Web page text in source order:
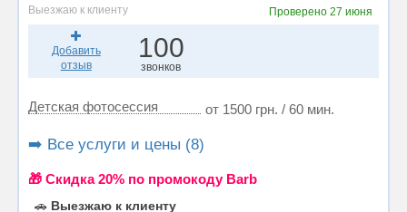
Выезжаю к клиенту Проверено 27 июня
Добавить
отзыв
100
звонков
Детская фотосессия от 1500 грн. / 60 мин.
➡️ Все услуги и цены (8)
🎁 Cкидка 20% по промокоду Barb
🚗 Выезжаю к клиенту